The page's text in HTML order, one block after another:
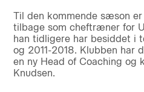
Til den kommende sæson er
tilbage som cheftræner for
han tidligere har besiddet i
og 2011-2018. Klubben
en ny Head of Coaching og
Knudsen.